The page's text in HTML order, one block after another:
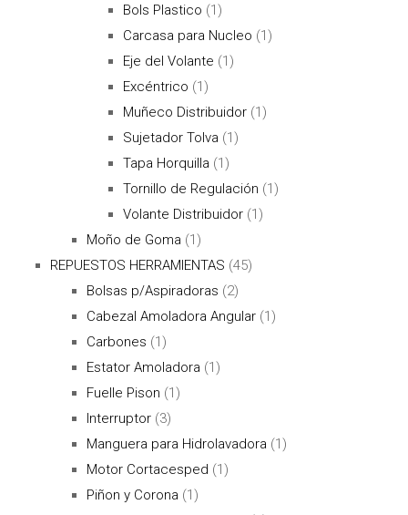
Bols Plastico (1)
Carcasa para Nucleo (1)
Eje del Volante (1)
Excéntrico (1)
Muñeco Distribuidor (1)
Sujetador Tolva (1)
Tapa Horquilla (1)
Tornillo de Regulación (1)
Volante Distribuidor (1)
Moño de Goma (1)
REPUESTOS HERRAMIENTAS (45)
Bolsas p/Aspiradoras (2)
Cabezal Amoladora Angular (1)
Carbones (1)
Estator Amoladora (1)
Fuelle Pison (1)
Interruptor (3)
Manguera para Hidrolavadora (1)
Motor Cortacesped (1)
Piñon y Corona (1)